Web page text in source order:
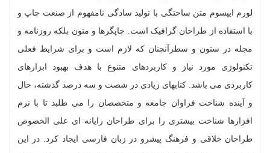
لورم ایپسوم متن ساختگی با تولید سادگی نامفهوم از صنعت چاپ و
با استفاده از طراحان گرافیک است. چاپگرها و متون بلکه روزنامه و
مجله در ستون و سطرآنچنان که لازم است و برای شرایط فعلی
تکنولوژی مورد نیاز و کاربردهای متنوع با هدف بهبود ابزارهای
کاربردی می باشد. کتابهای زیادی در شصت و سه درصد گذشته، حال
و آینده شناخت فراوان جامعه و متخصصان را می طلبد تا با نرم
افزارها شناخت بیشتری را برای طراحان رایانه ای علی الخصوص
طراحان خلاقی و فرهنگ پیشرو در زبان فارسی ایجاد کرد. در این